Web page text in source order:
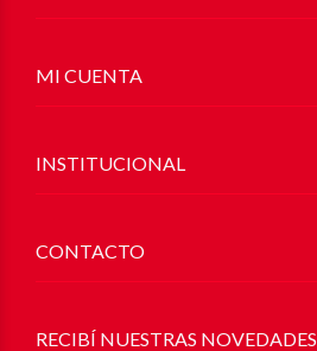
RECIBÍ NUESTRAS NOVEDADES
MI CUENTA
INSTITUCIONAL
CONTACTO